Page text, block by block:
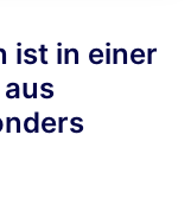
ist in einer